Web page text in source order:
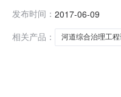
件，现对该项目
括河道清淤疏浚
发布时间： 2017-06-09
相关产品：
河道综合治理工